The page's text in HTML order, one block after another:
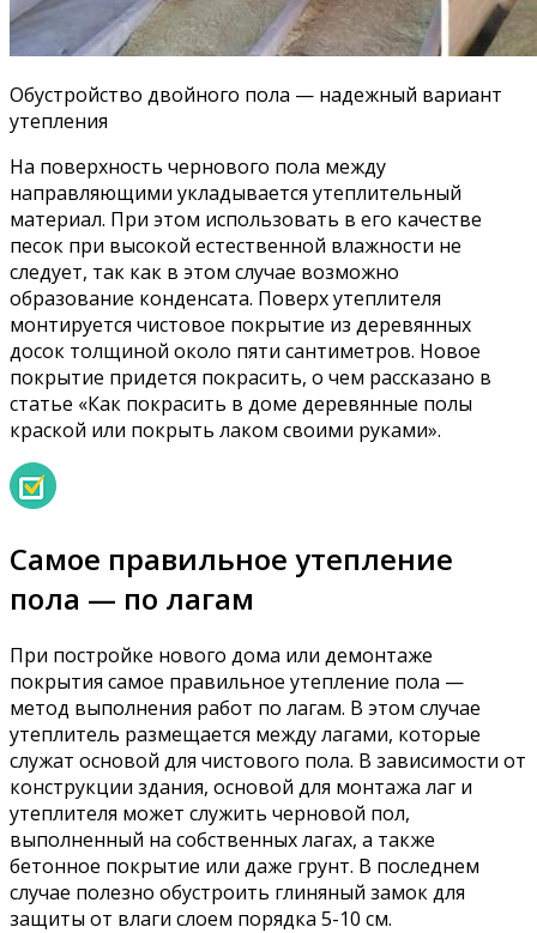
Обустройство двойного пола — надежный вариант
утепления
На поверхность чернового пола между
направляющими укладывается утеплительный
материал. При этом использовать в его качестве
песок при высокой естественной влажности не
следует, так как в этом случае возможно
образование конденсата. Поверх утеплителя
монтируется чистовое покрытие из деревянных
досок толщиной около пяти сантиметров. Новое
покрытие придется покрасить, о чем рассказано в
статье «Как покрасить в доме деревянные полы
краской или покрыть лаком своими руками».
Самое правильное утепление
пола — по лагам
При постройке нового дома или демонтаже
покрытия самое правильное утепление пола —
метод выполнения работ по лагам. В этом случае
утеплитель размещается между лагами, которые
служат основой для чистового пола. В зависимости от
конструкции здания, основой для монтажа лаг и
утеплителя может служить черновой пол,
выполненный на собственных лагах, а также
бетонное покрытие или даже грунт. В последнем
случае полезно обустроить глиняный замок для
защиты от влаги слоем порядка 5-10 см.